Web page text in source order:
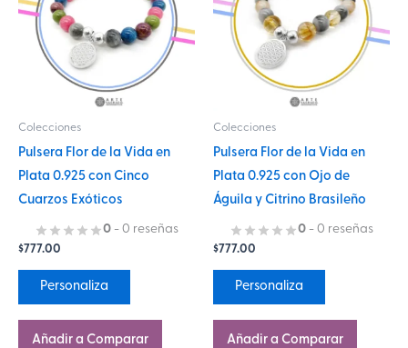
Colecciones
Pulsera Flor de la Vida en
Plata 0.925 con Cinco
Cuarzos Exóticos
0 - 0 reseñas
$777.00
Personaliza
múltiples
variantes.
opciones
elegir
en
página
Añadir a Comparar
Colecciones
Pulsera Flor de la Vida en
Plata 0.925 con Ojo de
Águila y Citrino Brasileño
0 - 0 reseñas
$777.00
Personaliza
múltiples
variantes.
opciones
elegir
en
la
página
Añadir a Comparar